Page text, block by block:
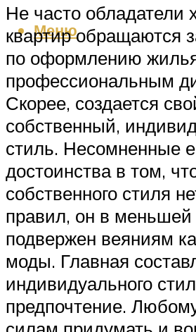
Меню
Не часто обладатели
квартир обращаются
по оформлению
профессиональным
Скорее, создается
собственный,
стиль. Несомненные
достоинства в том,
собственного стиля
правил, он в меньшей
подвержен веяниям
моды. Главная
индивидуального
предпочтение.